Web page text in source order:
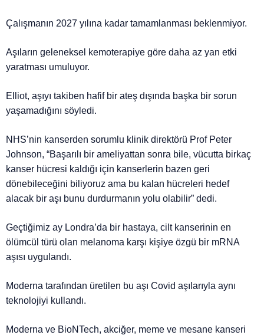
Çalışmanın 2027 yılına kadar tamamlanması beklenmiyor.
Aşıların geleneksel kemoterapiye göre daha az yan etki
yaratması umuluyor.
Elliot, aşıyı takiben hafif bir ateş dışında başka bir sorun
yaşamadığını söyledi.
NHS’nin kanserden sorumlu klinik direktörü Prof Peter
Johnson, “Başarılı bir ameliyattan sonra bile, vücutta birkaç
kanser hücresi kaldığı için kanserlerin bazen geri
dönebileceğini biliyoruz ama bu kalan hücreleri hedef
alacak bir aşı bunu durdurmanın yolu olabilir” dedi.
Geçtiğimiz ay Londra’da bir hastaya, cilt kanserinin en
ölümcül türü olan melanoma karşı kişiye özgü bir mRNA
aşısı uygulandı.
Moderna tarafından üretilen bu aşı Covid aşılarıyla aynı
teknolojiyi kullandı.
Moderna ve BioNTech, akciğer, meme ve mesane kanseri